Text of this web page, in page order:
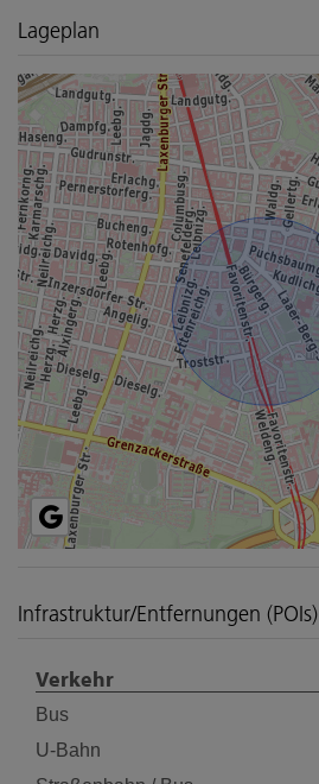
Lageplan
Infrastruktur/Entfernungen (POIs)
Verkehr
Bus
U-Bahn